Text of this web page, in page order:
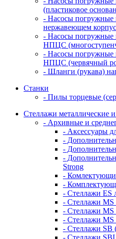
(пластиковое
- Насосы
нержавеющем
- Насосы погружные
НПЦС
- Насосы погружные
НПЦС (червячный
- Шланги (рукава)
Станки
- Пилы торцевые
Стеллажи металлические
- Архивные и
- Аксессуары
-
-
-
Strong
-
-
- Стеллажи ES
- Стеллажи MS
- Стеллажи MS
- Стеллажи MS
- Стеллажи SB
- Стеллажи